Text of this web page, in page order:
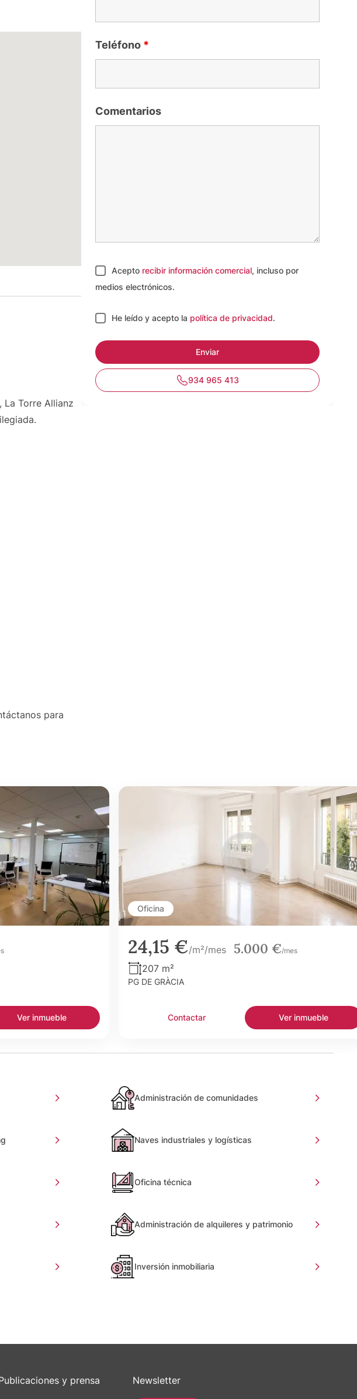
La Torre Allianz
para
Teléfono *
Comentarios
Acepto recibir información comercial, incluso por
medios electrónicos.
He leído y acepto la política de privacidad.
934 965 413
Ver inmueble
Oficina
24,15 €/m²/mes 5.000 €/mes
207 m²
PG DE GRÀCIA
Contactar Ver inmueble
Administración de comunidades
Naves industriales y logísticas
Oficina técnica
Administración de alquileres y patrimonio
Inversión inmobiliaria
y prensa Newsletter